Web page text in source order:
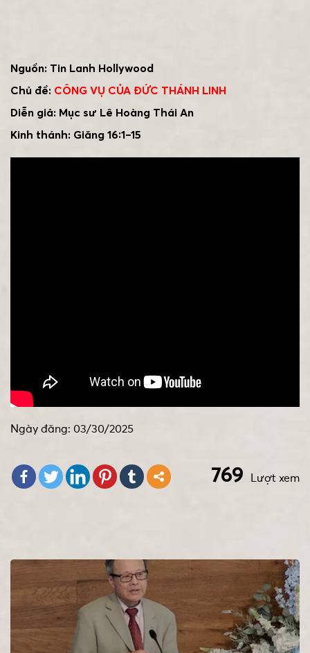
Nguồn: Tin Lanh Hollywood
Chủ đề: CÔNG VỤ CỦA ĐỨC THÁNH LINH
Diễn giả: Mục sư Lê Hoàng Thái An
Kinh thánh: Giăng 16:1–15
Ngày đăng: 03/30/2025
Lượt xem
769